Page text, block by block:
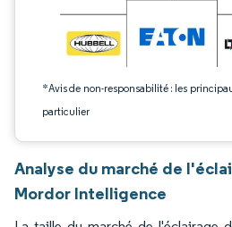
*Avis de non-responsabilité : les
particulier
Analyse du marché de
Mordor Intelligence